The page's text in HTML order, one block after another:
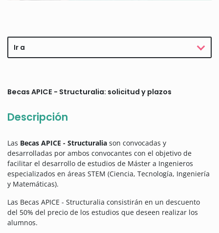
Ir a
Becas APICE - Structuralia: solicitud y plazos
Descripción
Las Becas APICE - Structuralia son convocadas y
desarrolladas por ambos convocantes con el objetivo de
facilitar el desarrollo de estudios de Máster a Ingenieros
especializados en áreas STEM (Ciencia, Tecnología, Ingeniería
y Matemáticas).
Las Becas APICE - Structuralia consistirán en un descuento
del 50% del precio de los estudios que deseen realizar los
alumnos.